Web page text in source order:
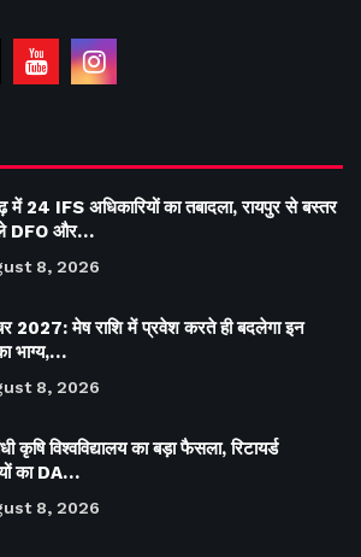
में 24 IFS अधिकारियों का तबादला, रायपुर से बस्तर
DFO और…
8, 2026
2027: मेष राशि में प्रवेश करते ही बदलेगा इन
भाग्य,…
8, 2026
कृषि विश्वविद्यालय का बड़ा फैसला, रिटायर्ड
का DA…
8, 2026